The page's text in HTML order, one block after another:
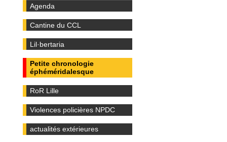
Agenda
Cantine du CCL
Lil·bertaria
Petite chronologie
éphéméridalesque
RoR Lille
Violences policières NPDC
actualités extérieures